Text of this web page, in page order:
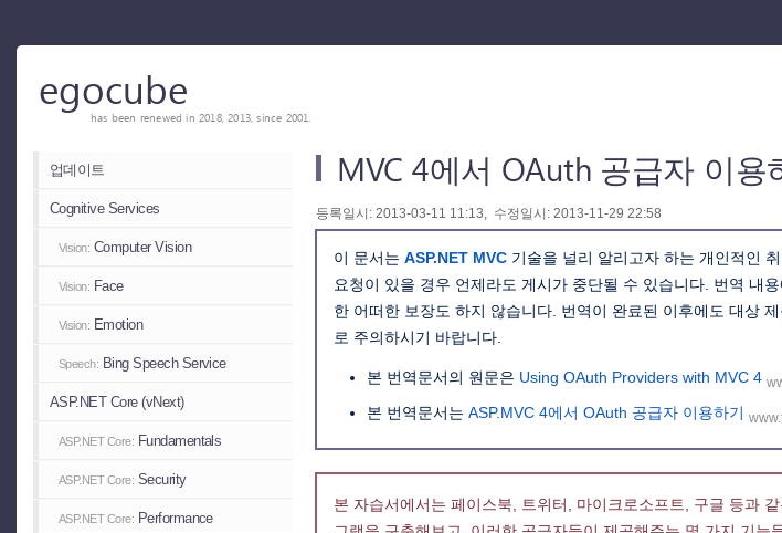
egocube
has been renewed in 2018, 2013, since 2001.
업데이트
Cognitive Services
Vision: Computer Vision
Vision: Face
Vision: Emotion
Speech: Bing Speech Service
ASP.NET Core (vNext)
ASP.NET Core: Fundamentals
ASP.NET Core: Security
ASP.NET Core: Performance
MVC 4에서 OAuth 공급자 이용
등록일시: 2013-03-11 11:13, 수정일시: 2013-11-29 22:58
이 문서는 ASP.NET MVC 기술을 널리 알리고자 하는 개인적인
요청이 있을 경우 언제라도 게시가 중단될 수 있습니다. 번역 내
한 어떠한 보장도 하지 않습니다. 번역이 완료된 이후에도 대상
로 주의하시기 바랍니다.
본 번역문서의 원문은 Using OAuth Providers with MVC 4
본 번역문서는 ASP.MVC 4에서 OAuth 공급자 이용하기
본 자습서에서는 페이스북, 트위터, 마이크로소프트, 구글 등과